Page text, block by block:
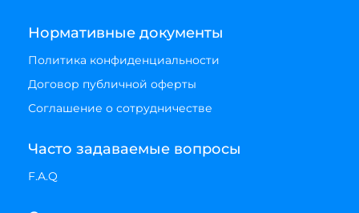
Нормативные документы
Политика конфиденциальности
Договор публичной оферты
Соглашение о сотрудничестве
Часто задаваемые вопросы
F.A.Q